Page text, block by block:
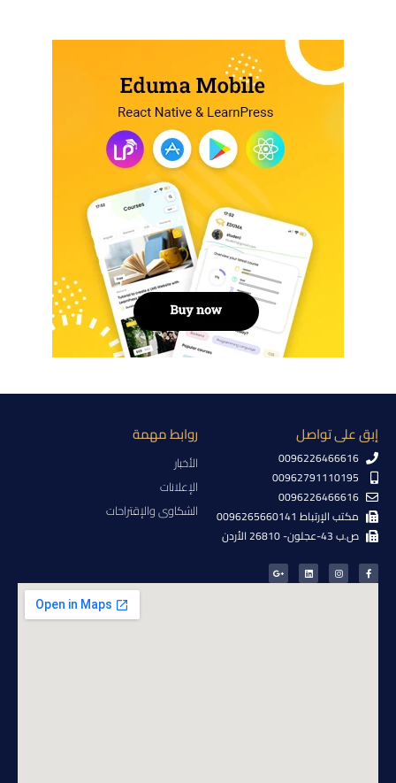
إبق على تواصل
0096226466616
00962791110195
0096226466616
مكتب الإرتباط 0096265660141
ص.ب 43-عجلون- 26810 الأردن
روابط مهمة
الأخبار
الإعلانات
الشكاوى والإقتراحات